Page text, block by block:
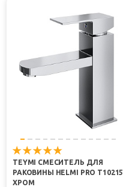
TEYMI СМЕСИТЕЛЬ ДЛЯ
РАКОВИНЫ HELMI PRO T10215
ХРОМ